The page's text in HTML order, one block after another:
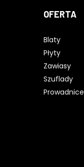
OFERTA
Blaty
Płyty
Zawiasy
Szuflady
Prowadnice